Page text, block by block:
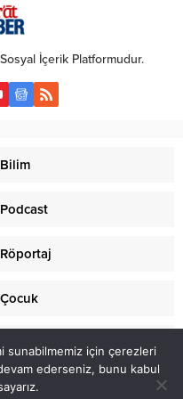
İçerik Platformudur.
Bilim
Podcast
Röportaj
Çocuk
Makaleler
sunabilmemiz için çerezleri
ederseniz, bunu kabul